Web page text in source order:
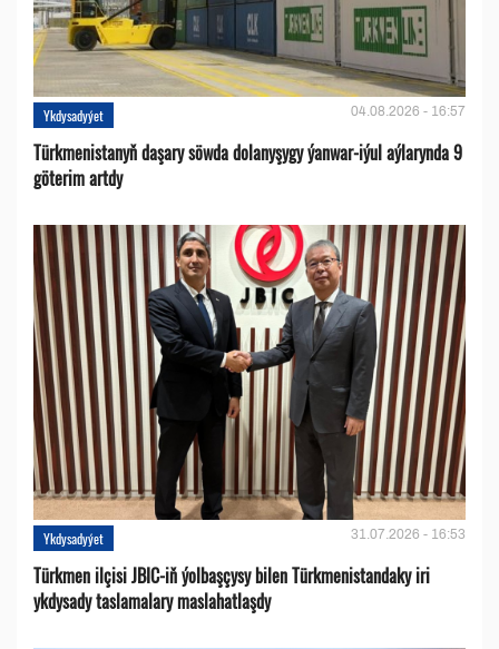
Ykdysadyýet 04.08.2026 - 16:57
Türkmenistanyň daşary söwda dolanyşygy ýanwar-iýul aýlarynda 9
göterim artdy
Ykdysadyýet 31.07.2026 - 16:53
Türkmen ilçisi JBIC-iň ýolbaşçysy bilen Türkmenistandaky iri
ykdysady taslamalary maslahatlaşdy